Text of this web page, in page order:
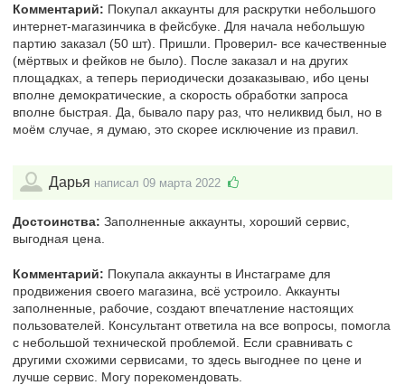
Комментарий: Покупал аккаунты для раскрутки небольшого
интернет-магазинчика в фейсбуке. Для начала небольшую
партию заказал (50 шт). Пришли. Проверил- все качественные
(мёртвых и фейков не было). После заказал и на других
площадках, а теперь периодически дозаказываю, ибо цены
вполне демократические, а скорость обработки запроса
вполне быстрая. Да, бывало пару раз, что неликвид был, но в
моём случае, я думаю, это скорее исключение из правил.
Дарья написал 09 марта 2022
Достоинства: Заполненные аккаунты, хороший сервис,
выгодная цена.
Комментарий: Покупала аккаунты в Инстаграме для
продвижения своего магазина, всё устроило. Аккаунты
заполненные, рабочие, создают впечатление настоящих
пользователей. Консультант ответила на все вопросы, помогла
с небольшой технической проблемой. Если сравнивать с
другими схожими сервисами, то здесь выгоднее по цене и
лучше сервис. Могу порекомендовать.